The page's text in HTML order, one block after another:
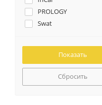
PROLOGY
Swat
Aura
INFINITY
KENWOOD
Sound Quest
Сбросить